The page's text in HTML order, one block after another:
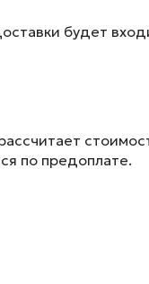
будет
по предоплате.